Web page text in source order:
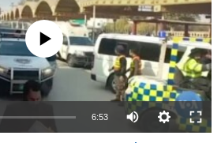
source currently available
6:53